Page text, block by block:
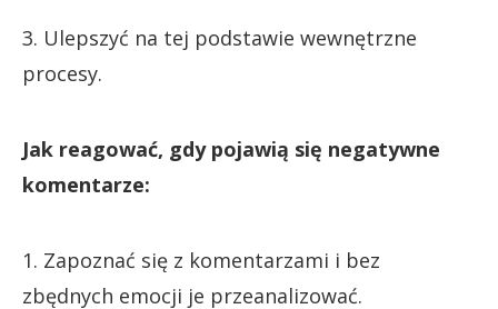
3. Ulepszyć na tej podstawie wewnętrzne
procesy.
Jak reagować, gdy pojawią się negatywne
komentarze:
1. Zapoznać się z komentarzami i bez
zbędnych emocji je przeanalizować.